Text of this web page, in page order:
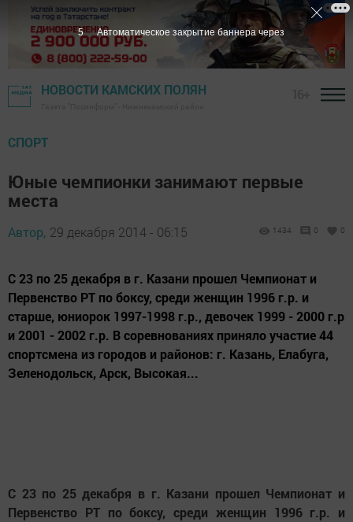
НОВОСТИ КАМСКИХ ПОЛЯН
СПОРТ
Юные чемпионки занимают первые
места
Автор, 29 декабря 2014 - 06:15 1434 0 0
С 23 по 25 декабря в г. Казани прошел Чемпионат и
Первенство РТ по боксу, среди женщин 1996 г.р. и
старше, юниорок 1997-1998 г.р., девочек 1999 - 2000 г.р
и 2001 - 2002 г.р. В соревнованиях приняло участие 44
спортсмена из городов и районов: г. Казань, Елабуга,
Зеленодольск, Арск, Высокая...
С 23 по 25 декабря в г. Казани прошел Чемпионат и
Первенство РТ по боксу, среди женщин 1996 г.р. и
4 Автоматическое закрытие баннера через